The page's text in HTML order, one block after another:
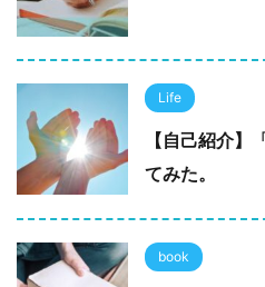
Life
【自己紹介
てみた。
book